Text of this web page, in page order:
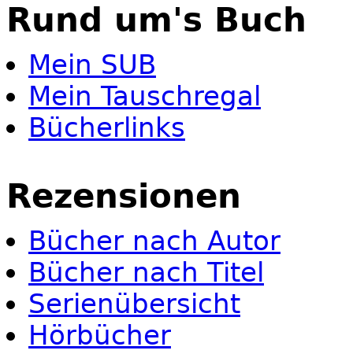
Rund um's Buch
Mein SUB
Mein Tauschregal
Bücherlinks
Rezensionen
Bücher nach Autor
Bücher nach Titel
Serienübersicht
Hörbücher